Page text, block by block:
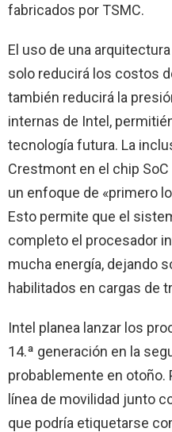
fabricados por TSMC.
El uso de una
solo reducirá los costos
también reducirá la
internas de Intel,
tecnología futura. La
Crestmont en el chip
un enfoque de «primero
Esto permite que el
completo el procesador
mucha energía, dejando
habilitados en cargas de
Intel planea lanzar los
14.ª generación en la
probablemente en otoño.
línea de movilidad junto
que podría etiquetarse